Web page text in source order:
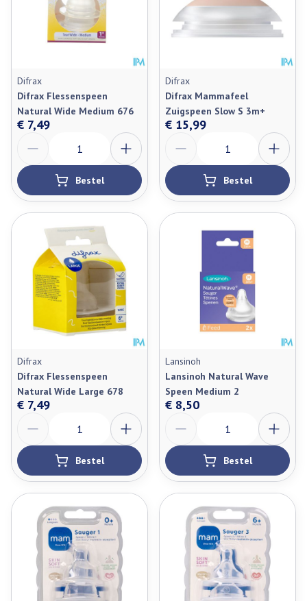
Difrax
Difrax Flessenspeen
Natural Wide Medium 676
€ 7,49
Bestel
Difrax
Difrax Mammafeel
Zuigspeen Slow S 3m+
€ 15,99
Bestel
Difrax
Difrax Flessenspeen
Natural Wide Large 678
€ 7,49
Bestel
Lansinoh
Lansinoh Natural Wave
Speen Medium 2
€ 8,50
Bestel